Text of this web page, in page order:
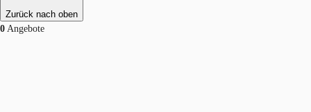
Zurück nach oben
0 Angebote